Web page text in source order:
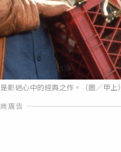
影迷心中的經典之作。（圖／甲上）